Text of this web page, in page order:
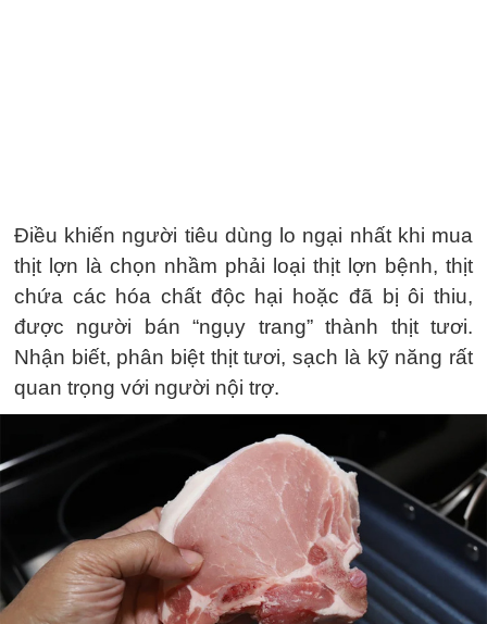
Điều khiến người tiêu dùng lo ngại nhất khi mua
thịt lợn là chọn nhầm phải loại thịt lợn bệnh, thịt
chứa các hóa chất độc hại hoặc đã bị ôi thiu,
được người bán “ngụy trang” thành thịt tươi.
Nhận biết, phân biệt thịt tươi, sạch là kỹ năng rất
quan trọng với người nội trợ.